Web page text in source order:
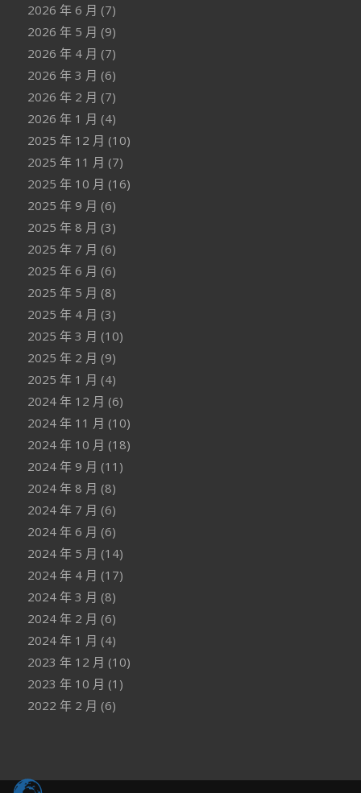
2026 年 6 月 (7)
2026 年 5 月 (9)
2026 年 4 月 (7)
2026 年 3 月 (6)
2026 年 2 月 (7)
2026 年 1 月 (4)
2025 年 12 月 (10)
2025 年 11 月 (7)
2025 年 10 月 (16)
2025 年 9 月 (6)
2025 年 8 月 (3)
2025 年 7 月 (6)
2025 年 6 月 (6)
2025 年 5 月 (8)
2025 年 4 月 (3)
2025 年 3 月 (10)
2025 年 2 月 (9)
2025 年 1 月 (4)
2024 年 12 月 (6)
2024 年 11 月 (10)
2024 年 10 月 (18)
2024 年 9 月 (11)
2024 年 8 月 (8)
2024 年 7 月 (6)
2024 年 6 月 (6)
2024 年 5 月 (14)
2024 年 4 月 (17)
2024 年 3 月 (8)
2024 年 2 月 (6)
2024 年 1 月 (4)
2023 年 12 月 (10)
2023 年 10 月 (1)
2022 年 2 月 (6)